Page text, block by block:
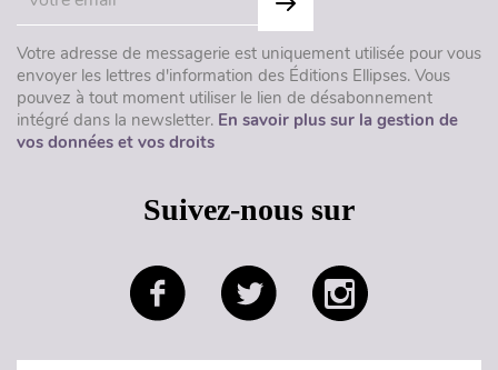
Votre adresse de messagerie est uniquement utilisée pour vous
envoyer les lettres d'information des Éditions Ellipses. Vous
pouvez à tout moment utiliser le lien de désabonnement
intégré dans la newsletter. En savoir plus sur la gestion de
vos données et vos droits
Suivez-nous sur